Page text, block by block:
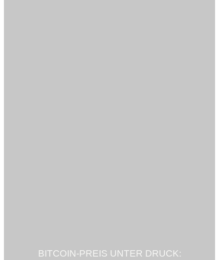
BITCOIN-PREIS UNTER DRUCK: